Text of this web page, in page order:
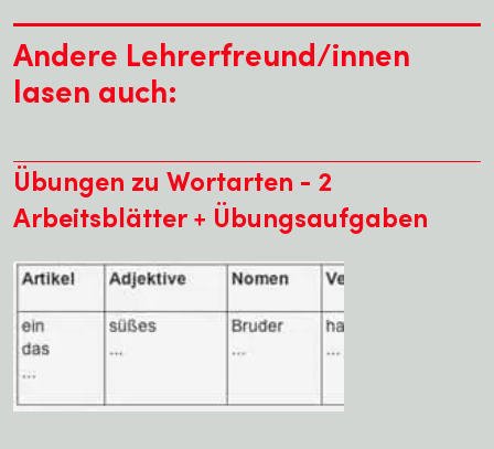
Andere Lehrerfreund/innen
lasen auch:
Übungen zu Wortarten - 2
Arbeitsblätter + Übungsaufgaben